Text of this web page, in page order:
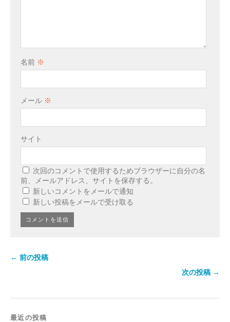
名前 ※
メール ※
サイト
次回のコメントで使用するためブラウザーに自分の名
前、メールアドレス、サイトを保存する。
新しいコメントをメールで通知
新しい投稿をメールで受け取る
← 前の投稿
次の投稿 →
最近の投稿